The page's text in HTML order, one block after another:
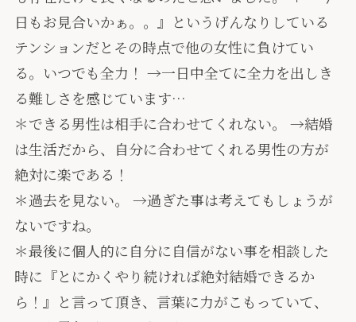
日もお見合いかぁ。。』というげんなりしている
テンションだとその時点で他の女性に負けてい
る。いつでも全力！ →一日中全てに全力を出しき
る難しさを感じています…
＊できる男性は相手に合わせてくれない。 →結婚
は生活だから、自分に合わせてくれる男性の方が
絶対に楽である！
＊過去を見ない。 →過ぎた事は考えてもしょうが
ないですね。
＊最後に個人的に自分に自信がない事を相談した
時に『とにかくやり続ければ絶対結婚できるか
ら！』と言って頂き、言葉に力がこもっていて、